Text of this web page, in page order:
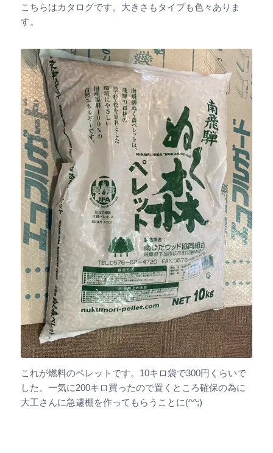
こちらはカタログです。大きさもタイプも色々ありま
す。
これが燃料のペレットです。10キロ袋で300円くらいで
した。一気に200キロ買ったので置くところ確保の為に
大工さんに急遽棚を作ってもらうことに(^^;)